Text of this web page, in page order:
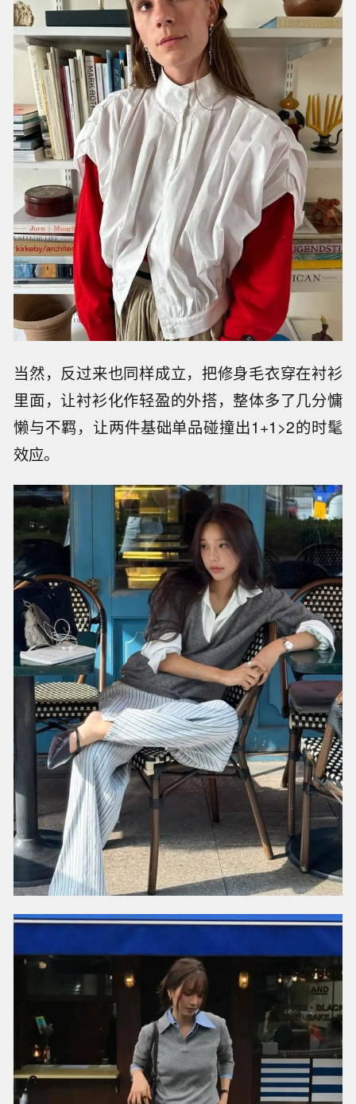
当然，反过来也同样成立，把修身毛衣穿在衬衫
里面，让衬衫化作轻盈的外搭，整体多了几分慵
懒与不羁，让两件基础单品碰撞出1+1>2的时髦
效应。